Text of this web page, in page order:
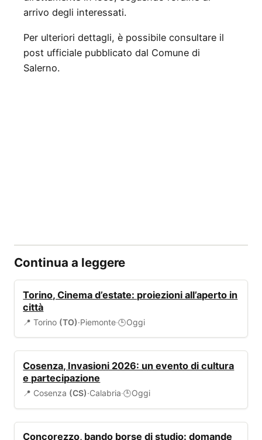
arrivo degli interessati.
Per ulteriori dettagli, è possibile consultare il
post ufficiale pubblicato dal Comune di
Salerno.
Continua a leggere
Torino, Cinema d’estate: proiezioni all’aperto in
città
📍 Torino (TO)·Piemonte·🕒Oggi
Cosenza, Invasioni 2026: un evento di cultura
e partecipazione
📍 Cosenza (CS)·Calabria·🕒Oggi
Concorezzo, bando borse di studio: domande